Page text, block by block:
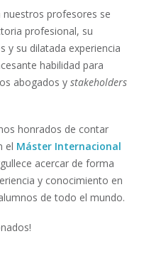
profesores se
profesional, su
y su dilatada experiencia
habilidad para
abogados y stakeholders
honrados de contar
el Máster Internacional
acercar de forma
y conocimiento en
de todo el mundo.